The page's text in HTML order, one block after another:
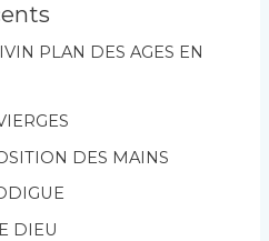
PLAN DES AGES EN
DES MAINS
DIEU